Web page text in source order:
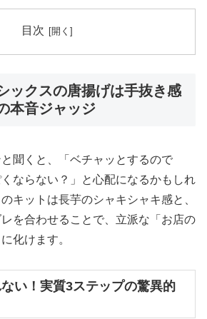
目次
ックスの唐揚げは手抜き感
本音ジャッジ
聞くと、「ベチャッとするので
ならない？」と心配になるかもしれ
キットは長芋のシャキシャキ感と、
を合わせることで、立派な「お店の
化けます。
い！実質3ステップの驚異的